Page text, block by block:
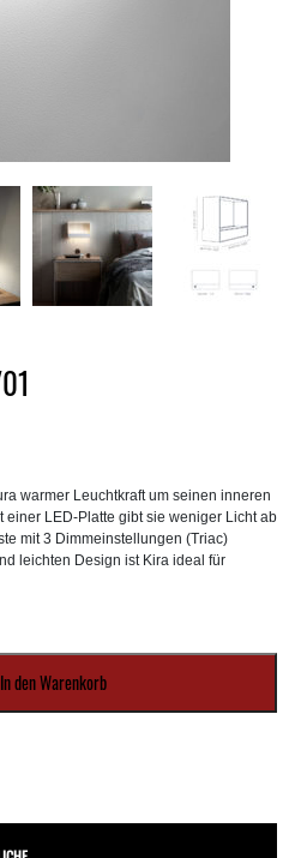
warmer Leuchtkraft um seinen inneren
einer LED-Platte gibt sie weniger Licht ab
mit 3 Dimmeinstellungen (Triac)
leichten Design ist Kira ideal für
In den Warenkorb